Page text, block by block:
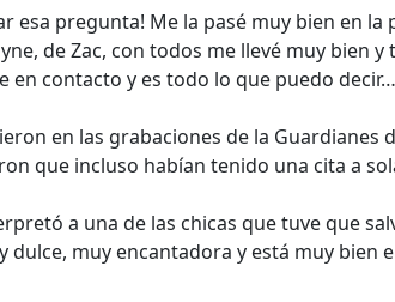
esa pregunta! Me la pasé muy bien en
de Zac, con todos me llevé muy bien
en contacto y es todo lo que puedo
en las grabaciones de la Guardianes
que incluso habían tenido una cita a
a una de las chicas que tuve que
dulce, muy encantadora y está muy bien